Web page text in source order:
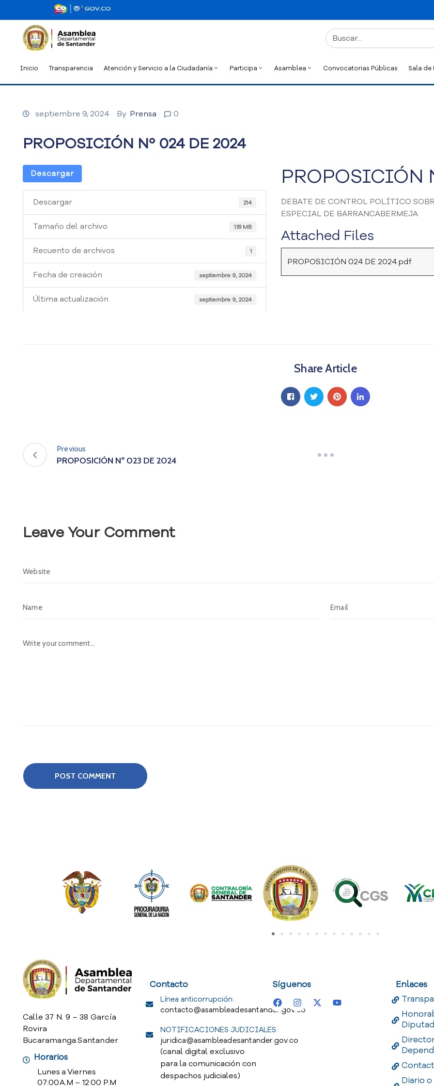
Inicio Transparencia Atención y Servicio a la Ciudadanía Participa Asamblea Convocatorias Públicas Sala de
septiembre 9, 2024 By Prensa 0
PROPOSICIÓN Nº 024 DE 2024
Descargar
Descargar 214
Tamaño del archivo 1.18 MB
Recuento de archivos 1
Fecha de creación septiembre 9, 2024
Última actualización septiembre 9, 2024
PROPOSICIÓN
DEBATE DE CONTROL POLÍTICO
ESPECIAL DE BARRANCABERMEJA
Attached Files
PROPOSICIÓN 024 DE 2024.pdf
Share Article
Previous
PROPOSICIÓN Nº 023 DE 2024
Leave Your Comment
Calle 37 N. 9 – 38 García
Rovira
Bucaramanga.Santander.
Horarios
Lunes a Viernes
07:00 A.M – 12:00 P.M
Contacto
Línea anticorrupción:
contacto@asambleadesantander.gov.co
NOTIFICACIONES JUDICIALES:
juridica@asambleadesantander.gov.co
(canal digital exclusivo
para la comunicación con
despachos judiciales)
Síguenos
Enlaces
Diario